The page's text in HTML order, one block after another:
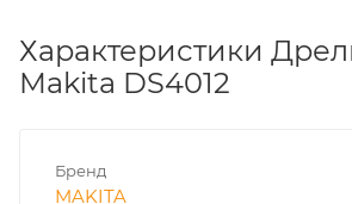
Характеристики
Makita DS4012
Бренд
MAKITA